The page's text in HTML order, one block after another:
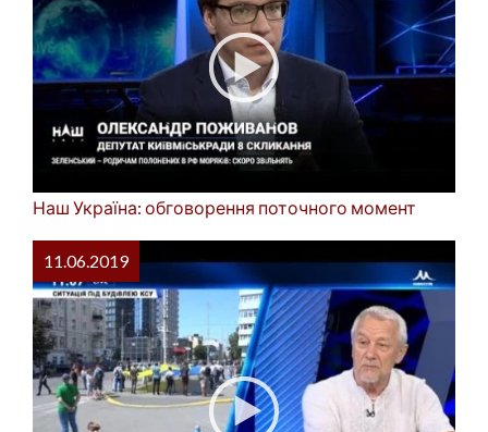
Наш Україна: обговорення поточного момент
11.06.2019